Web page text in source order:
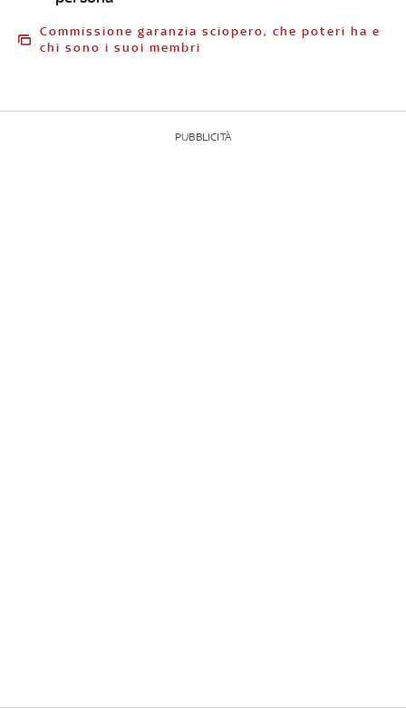
Commissione garanzia sciopero, che poteri ha e
chi sono i suoi membri
PUBBLICITÀ